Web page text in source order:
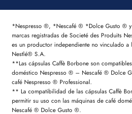
*Nespresso ®, *Nescafé ® *Dolce Gusto ® y
marcas registradas de Societé des Produits
es un productor independiente no vinculado a
Nestlé® S.A.
**Las cápsulas Caffè Borbone son
doméstico Nespresso ® – Nescafé ® Dolce
café Nespresso ® Professional.
** La compatibilidad de las cápsulas Caffè
permitir su uso con las máquinas de café
Nescafé ® Dolce Gusto ®.